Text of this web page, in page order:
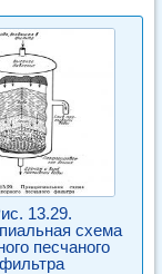
13.29.
схема
песчаного
фильтра